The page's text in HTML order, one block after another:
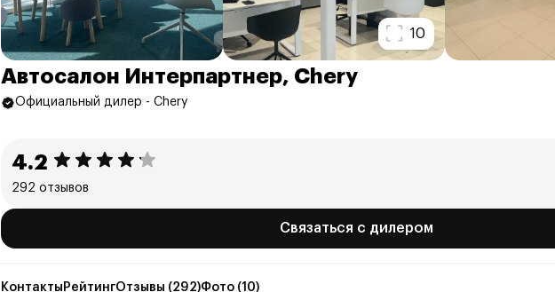
10
Автосалон Интерпартнер, Chery
Официальный дилер - Chery
4.2
292 отзывов
Связаться с дилером
Контакты РейтингОтзывы (292)Фото (10)